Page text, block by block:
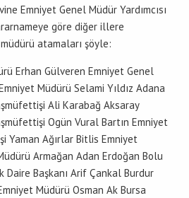
Emniyet Genel Müdür Yardımcısı
göre diğer illere
atamaları şöyle:
Erhan Gülveren Emniyet Genel
Müdürü Selami Yıldız Adana
Ali Karabağ Aksaray
Ogün Vural Bartın Emniyet
Yaman Ağırlar Bitlis Emniyet
Armağan Adan Erdoğan Bolu
Daire Başkanı Arif Çankal Burdur
Müdürü Osman Ak Bursa